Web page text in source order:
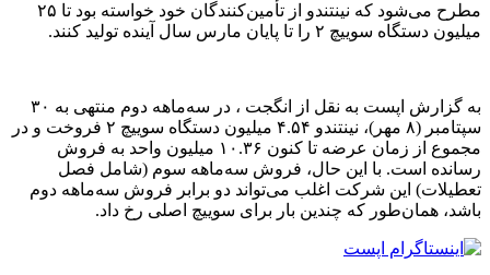
مطرح می‌شود که نینتندو از تأمین‌کنندگان خود خواسته بود تا ۲۵
میلیون دستگاه سوییچ ۲ را تا پایان مارس سال آینده تولید کنند.
به گزارش اپست به نقل از انگجت ، در سه‌ماهه دوم منتهی به ۳۰
سپتامبر (۸ مهر)، نینتندو ۴.۵۴ میلیون دستگاه سوییچ ۲ فروخت و در
مجموع از زمان عرضه تا کنون ۱۰.۳۶ میلیون واحد به فروش
رسانده است. با این حال، فروش سه‌ماهه سوم (شامل فصل
تعطیلات) این شرکت اغلب می‌تواند دو برابر فروش سه‌ماهه دوم
باشد، همان‌طور که چندین بار برای سوییچ اصلی رخ داد.